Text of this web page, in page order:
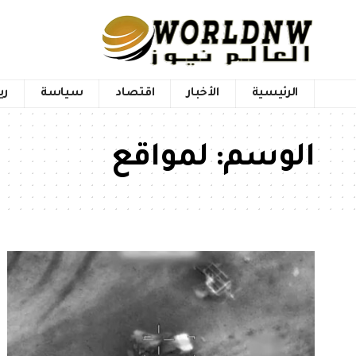
الرئيسية الأخبار اقتصاد سياسة
الوسم:لمواقع